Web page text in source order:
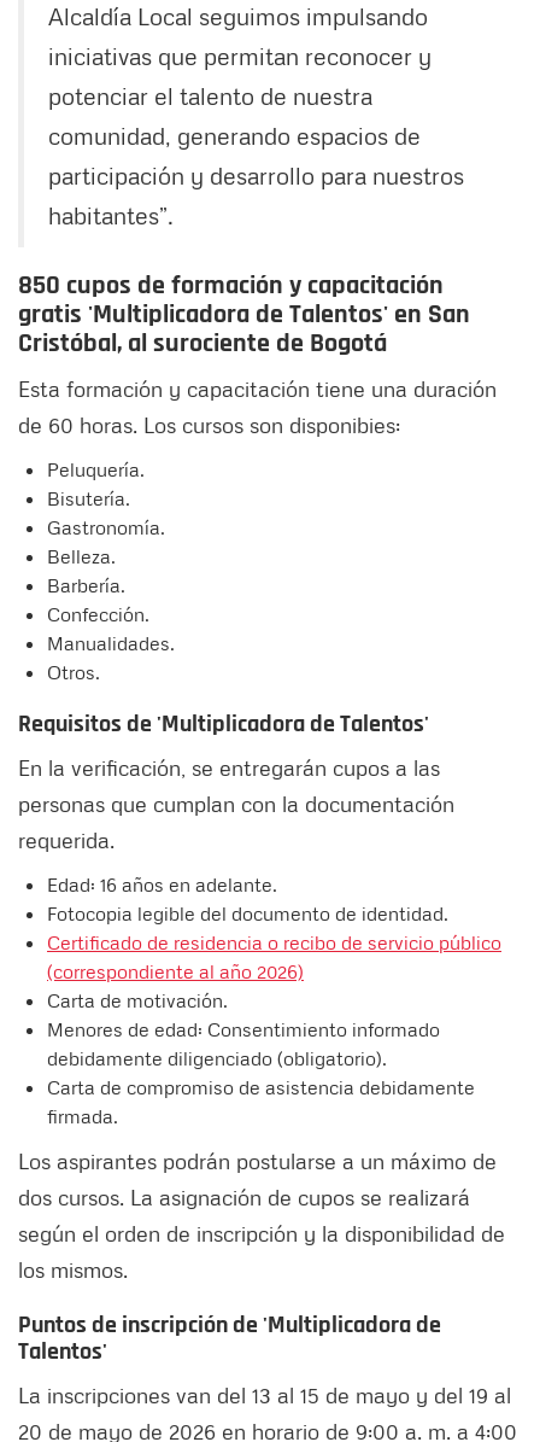
Alcaldía Local seguimos impulsando
iniciativas que permitan reconocer y
potenciar el talento de nuestra
comunidad, generando espacios de
participación y desarrollo para nuestros
habitantes”.
850 cupos de formación y capacitación
gratis 'Multiplicadora de Talentos' en San
Cristóbal, al surociente de Bogotá
Esta formación y capacitación tiene una duración
de 60 horas. Los cursos son disponibies:
Peluquería.
Bisutería.
Gastronomía.
Belleza.
Barbería.
Confección.
Manualidades.
Otros.
Requisitos de 'Multiplicadora de Talentos'
En la verificación, se entregarán cupos a las
personas que cumplan con la documentación
requerida.
Edad: 16 años en adelante.
Fotocopia legible del documento de identidad.
Certificado de residencia o recibo de servicio público
(correspondiente al año 2026)
Carta de motivación.
Menores de edad: Consentimiento informado
debidamente diligenciado (obligatorio).
Carta de compromiso de asistencia debidamente
firmada.
Los aspirantes podrán postularse a un máximo de
dos cursos. La asignación de cupos se realizará
según el orden de inscripción y la disponibilidad de
los mismos.
Puntos de inscripción de 'Multiplicadora de
Talentos'
La inscripciones van del 13 al 15 de mayo y del 19 al
20 de mayo de 2026 en horario de 9:00 a. m. a 4:00